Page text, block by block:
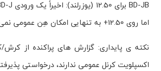
اما روی 12.50+ به تنهایی امکان هِن عمومی نمی دهد. نویسنده صراحتاً می گوید این راه برای PS5 نیست
اکسپلویت کرنل عمومی ندارند، درخواستی